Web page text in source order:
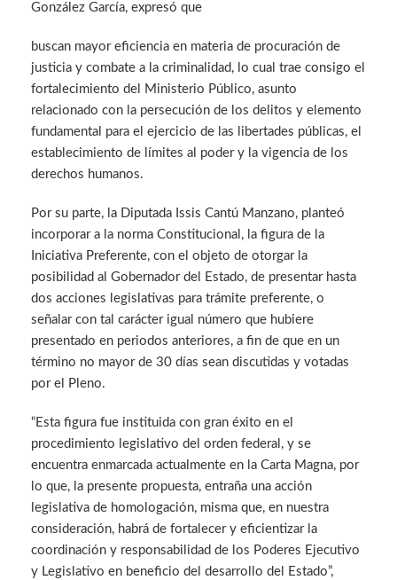
González García, expresó que
buscan mayor eficiencia en materia de procuración de
justicia y combate a la criminalidad, lo cual trae consigo el
fortalecimiento del Ministerio Público, asunto
relacionado con la persecución de los delitos y elemento
fundamental para el ejercicio de las libertades públicas, el
establecimiento de límites al poder y la vigencia de los
derechos humanos.
Por su parte, la Diputada Issis Cantú Manzano, planteó
incorporar a la norma Constitucional, la figura de la
Iniciativa Preferente, con el objeto de otorgar la
posibilidad al Gobernador del Estado, de presentar hasta
dos acciones legislativas para trámite preferente, o
señalar con tal carácter igual número que hubiere
presentado en periodos anteriores, a fin de que en un
término no mayor de 30 días sean discutidas y votadas
por el Pleno.
“Esta figura fue instituida con gran éxito en el
procedimiento legislativo del orden federal, y se
encuentra enmarcada actualmente en la Carta Magna, por
lo que, la presente propuesta, entraña una acción
legislativa de homologación, misma que, en nuestra
consideración, habrá de fortalecer y eficientizar la
coordinación y responsabilidad de los Poderes Ejecutivo
y Legislativo en beneficio del desarrollo del Estado”,